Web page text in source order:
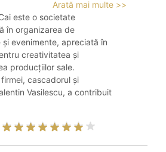
Arată mai multe >>
este o societate
în organizarea de
și evenimente, apreciată în
creativitatea și
producțiilor sale.
cascadorul și
Vasilescu, a contribuit